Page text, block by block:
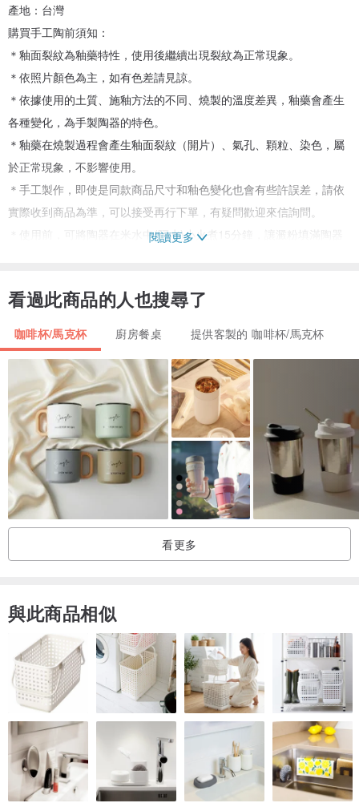
產地：台灣
購買手工陶前須知：
＊釉面裂紋為釉藥特性，使用後繼續出現裂紋為正常現象。
＊依照片顏色為主，如有色差請見諒。
＊依據使用的土質、施釉方法的不同、燒製的溫度差異，釉藥會產生
各種變化，為手製陶器的特色。
＊釉藥在燒製過程會產生釉面裂紋（開片）、氣孔、顆粒、染色，屬
於正常現象，不影響使用。
＊手工製作，即使是同款商品尺寸和釉色變化也會有些許誤差，請依
實際收到商品為準，可以接受再行下單，有疑問歡迎來信詢問。
＊使用前，可將陶器在米水中(隔水)小火煮15分鐘，讓澱粉填滿陶器
使用方法：
＊避免用粗糙材質(鋼絲刷)清洗，以免刮傷表面。
閱讀更多
看過此商品的人也搜尋了
咖啡杯/馬克杯 廚房餐桌 提供客製的 咖啡杯/馬克杯
看更多
與此商品相似